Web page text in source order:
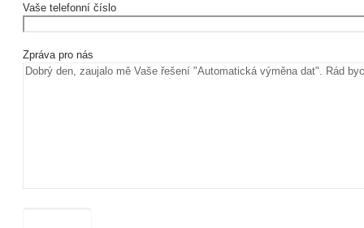
Vaše telefonní číslo
Zpráva pro nás